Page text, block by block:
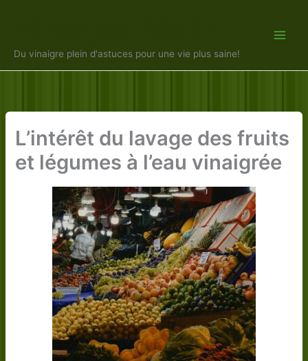
Du vinaigre plein d'astuces pour une vie plus saine!
L’intérêt du lavage des fruits
et légumes à l’eau vinaigrée